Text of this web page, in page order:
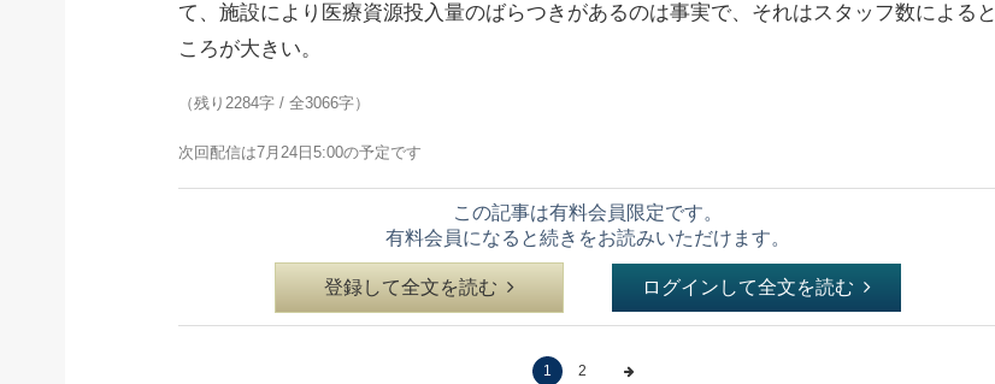
て、施設により医療資源投入量のばらつきがあるのは事実で、それはスタッフ数によると
ころが大きい。
（残り2284字 / 全3066字）
次回配信は7月24日5:00の予定です
この記事は有料会員限定です。
有料会員になると続きをお読みいただけます。
登録して全文を読む ログインして全文を読む
1 2